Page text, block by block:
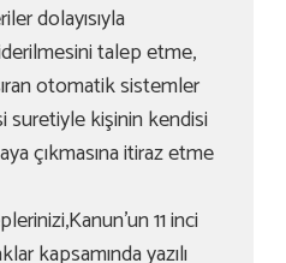
dolayısıyla
talep etme,
otomatik sistemler
suretiyle kişinin kendisi
çıkmasına itiraz etme
11 inci
kapsamında yazılı